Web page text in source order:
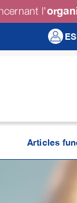
l'
Articles